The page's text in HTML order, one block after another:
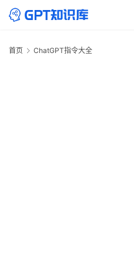
首页 ChatGPT指令大全